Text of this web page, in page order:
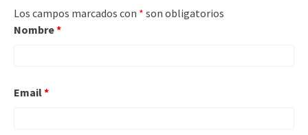
Los campos marcados con * son obligatorios
Nombre*
Email*